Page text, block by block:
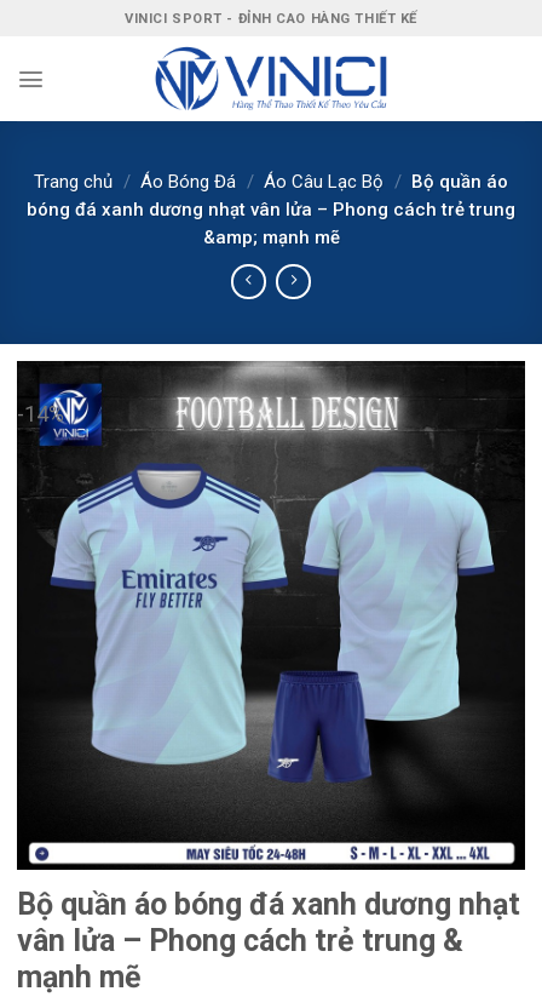
nội
VINICI SPORT - ĐỈNH CAO HÀNG THIẾT KẾ
Trang chủ / Áo Bóng Đá / Áo Câu Lạc Bộ / Bộ quần áo
bóng đá xanh dương nhạt vân lửa – Phong cách trẻ trung
&amp; mạnh mẽ
-14%
Bộ quần áo bóng đá xanh dương nhạt
vân lửa – Phong cách trẻ trung &
mạnh mẽ